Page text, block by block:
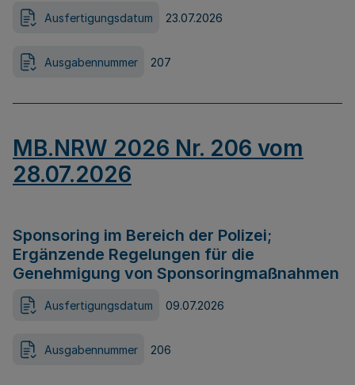
Ausfertigungsdatum 23.07.2026
Ausgabennummer 207
MB.NRW 2026 Nr. 206 vom
28.07.2026
Sponsoring im Bereich der Polizei;
Ergänzende Regelungen für die
Genehmigung von Sponsoringmaßnahmen
Ausfertigungsdatum 09.07.2026
Ausgabennummer 206